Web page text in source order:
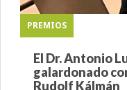
PREMIOS
El Dr. Antonio
galardonado
Rudolf Kálmán